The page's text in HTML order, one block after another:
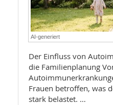
AI-generiert
Der Einfluss von
die Familienplanung Von
Frauen betroffen, was
stark belastet. …